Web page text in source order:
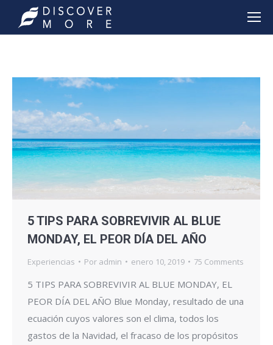
5 TIPS PARA SOBREVIVIR AL BLUE
MONDAY, EL PEOR DÍA DEL AÑO
Experiencias Por admin enero 10, 2019 75 Comments
5 TIPS PARA SOBREVIVIR AL BLUE MONDAY, EL
PEOR DÍA DEL AÑO Blue Monday, resultado de una
ecuación cuyos valores son el clima, todos los
gastos de la Navidad, el fracaso de los propósitos